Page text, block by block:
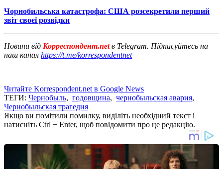
Чорнобильська катастрофа: США розсекретили перший
звіт своєї розвідки
Новини від Корреспондент.netв Telegram. Підписуйтесь на
наш канал https://t.me/korrespondentnet
Читайте Korrespondent.net в Google News
ТЕГИ: Чернобыль, годовщина, чернобыльская авария,
Чернобыльская трагедия
Якщо ви помітили помилку, виділіть необхідний текст і
натисніть Ctrl + Enter, щоб повідомити про це редакцію.